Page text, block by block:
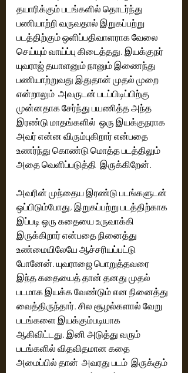
தயாரிக்கும் படங்களில் தொடர்ந்து
பணியாற்றி வருவதால் இறுகப்பற்று
படத்திற்கும் ஒளிப்பதிவாளராக வேலை
செய்யும் வாய்ப்பு கிடைத்தது. இயக்குநர்
யுவராஜ் தயாளனும் நானும் இணைந்து
பணியாற்றுவது இதுதான் முதல் முறை
என்றாலும்  அவருடன் படப்பிடிப்பிற்கு
முன்னதாக சேர்ந்து பயணித்த அந்த
இரண்டு மாதங்களில்  ஒரு இயக்குநராக
அவர் என்ன விரும்புகிறார் என்பதை
உணர்ந்து கொண்டு மொத்த படத்திலும்
அதை வெளிப்படுத்தி  இருக்கிறேன்.
அவரின் முந்தைய இரண்டு படங்களுடன்
ஒப்பிடும்போது, இறுகப்பற்று படத்திற்காக
இப்படி ஒரு கதையை உருவாக்கி
இருக்கிறார் என்பதை நினைத்து
உண்மையிலேயே ஆச்சரியப்பட்டு
போனேன். யுவராஜை பொறுத்தவரை
இந்த கதையைத் தான் தனது முதல்
படமாக இயக்க வேண்டும் என நினைத்து
வைத்திருந்தார். சில சூழல்களால் வேறு
படங்களை இயக்கும்படியாக
ஆகிவிட்டது. இனி அடுத்து வரும்
படங்களில் விதவிதமான கதை
அமைப்பில் தான்  அவரது படம்  இருக்கும்